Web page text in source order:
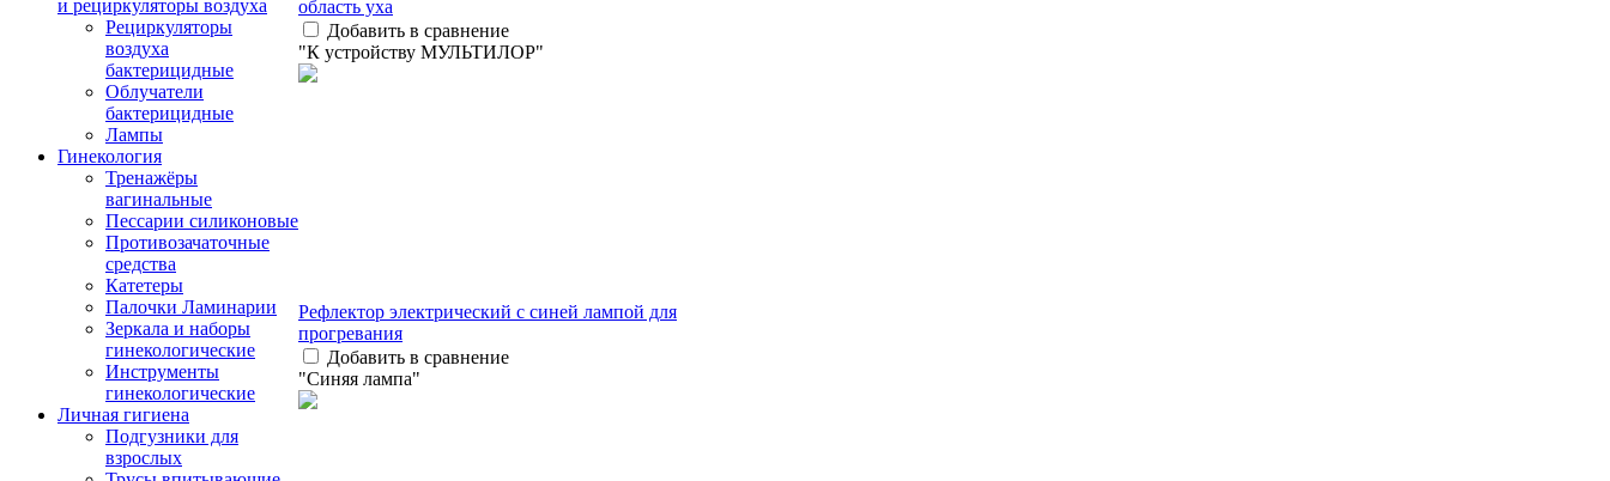
и рециркуляторы воздуха
Рециркуляторы
воздуха
бактерицидные
Облучатели
бактерицидные
Лампы
Гинекология
Тренажёры
вагинальные
Пессарии силиконовые
Противозачаточные
средства
Катетеры
Палочки Ламинарии
Зеркала и наборы
гинекологические
Инструменты
гинекологические
Личная гигиена
Подгузники для
взрослых
область уха
Добавить в сравнение
"К устройству МУЛЬТИЛОР"
Рефлектор электрический с синей лампой для
прогревания
Добавить в сравнение
"Синяя лампа"